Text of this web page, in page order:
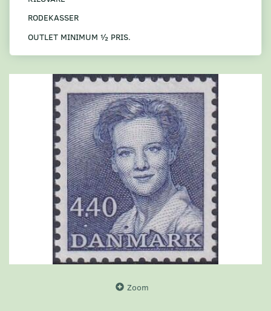
RODEKASSER
OUTLET MINIMUM ½ PRIS.
Zoom